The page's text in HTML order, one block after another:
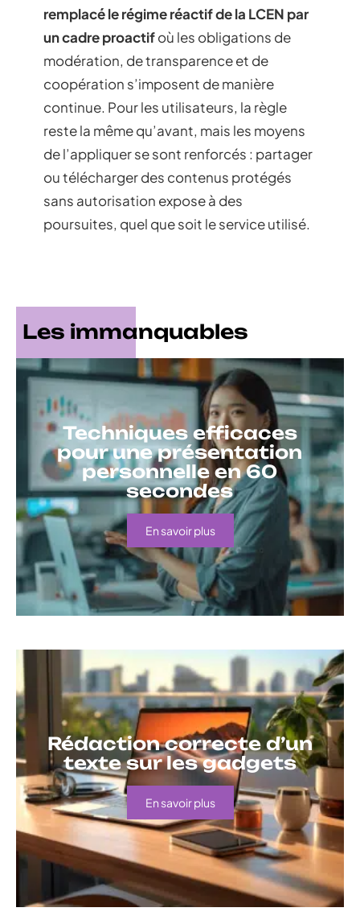
remplacé le régime réactif de la LCEN par
un cadre proactifoù les obligations de
modération, de transparence et de
coopération s’imposent de manière
continue. Pour les utilisateurs, la règle
reste la même qu’avant, mais les moyens
de l’appliquer se sont renforcés : partager
ou télécharger des contenus protégés
sans autorisation expose à des
poursuites, quel que soit le service utilisé.
Les immanquables
Techniques efficaces
pour une présentation
personnelle en 60
secondes
En savoir plus
Rédaction correcte d’un
texte sur les gadgets
En savoir plus